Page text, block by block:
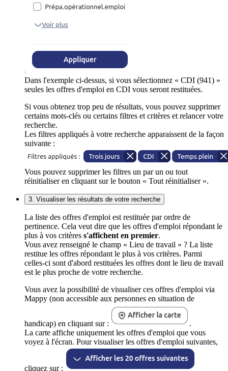
Dans l'exemple ci-dessus, si vous sélectionnez « CDI (941) »
seules les offres d'emploi en CDI vous seront restituées.
Si vous obtenez trop peu de résultats, vous pouvez supprimer
certains mots-clés ou certains filtres et critères et relancer votre
recherche.
Les filtres appliqués à votre recherche apparaissent de la façon
suivante :
Vous pouvez supprimer les filtres un par un ou tout
réinitialiser en cliquant sur le bouton « Tout réinitialiser ».
3. Visualiser les résultats de votre recherche
La liste des offres d'emploi est restituée par ordre de
pertinence. Cela veut dire que les offres d'emploi répondant le
plus à vos critères s'affichent en premier.
Vous avez renseigné le champ « Lieu de travail » ? La liste
restitue les offres répondant le plus à vos critères. Parmi
celles-ci sont d'abord restituées les offres dont le lieu de travail
est le plus proche de votre recherche.
Vous avez la possibilité de visualiser ces offres d'emploi via
Mappy (non accessible aux personnes en situation de
handicap) en cliquant sur :
.
La carte affiche uniquement les offres d'emploi que vous
voyez à l'écran. Pour visualiser les offres d'emploi suivantes,
cliquez sur :